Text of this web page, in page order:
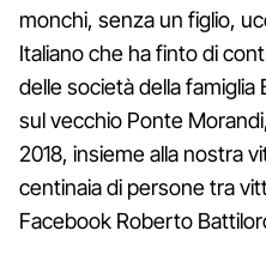
monchi, senza un figlio,
Italiano che ha finto di
delle società della
sul vecchio Ponte
2018, insieme alla nostra
centinaia di persone tra
Facebook Roberto